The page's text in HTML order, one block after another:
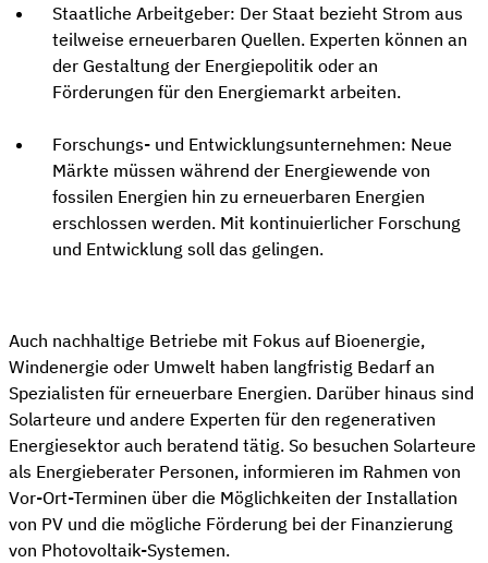
Staatliche Arbeitgeber: Der Staat bezieht Strom aus
teilweise erneuerbaren Quellen. Experten können an
der Gestaltung der Energiepolitik oder an
Förderungen für den Energiemarkt arbeiten.
Forschungs- und Entwicklungsunternehmen: Neue
Märkte müssen während der Energiewende von
fossilen Energien hin zu erneuerbaren Energien
erschlossen werden. Mit kontinuierlicher Forschung
und Entwicklung soll das gelingen.
Auch nachhaltige Betriebe mit Fokus auf Bioenergie,
Windenergie oder Umwelt haben langfristig Bedarf an
Spezialisten für erneuerbare Energien. Darüber hinaus sind
Solarteure und andere Experten für den regenerativen
Energiesektor auch beratend tätig. So besuchen Solarteure
als Energieberater Personen, informieren im Rahmen von
Vor-Ort-Terminen über die Möglichkeiten der Installation
von PV und die mögliche Förderung bei der Finanzierung
von Photovoltaik-Systemen.